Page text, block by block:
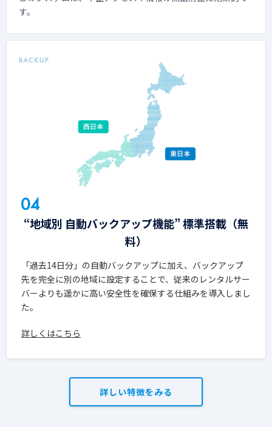
す。
“地域別 自動バックアップ機能” 標準搭載（無
料）
「過去14日分」の自動バックアップに加え、バックアップ
先を完全に別の地域に設定することで、 従来のレンタルサー
バーよりも遥かに高い安全性を確保する仕組みを導入 しまし
た。
詳しくはこちら
詳しい特徴をみる